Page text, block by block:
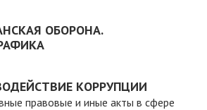
ОБОРОНА.
КОРРУПЦИИ
правовые и иные акты в сфере